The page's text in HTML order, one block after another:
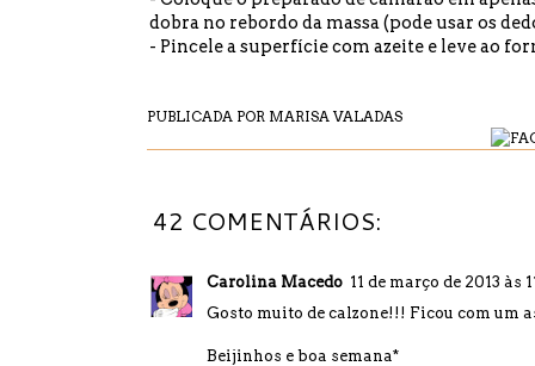
dobra no rebordo da massa (pode usar os
- Pincele a superfície com azeite e leve ao
PUBLICADA POR MARISA VALADAS
42 COMENTÁRIOS:
Carolina Macedo 11 de março de 2013 às
Gosto muito de calzone!!! Ficou com um
Beijinhos e boa semana*